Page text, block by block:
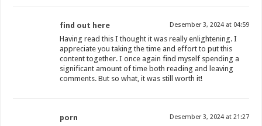
find out here Desember 3, 2024 at 04:59
Having read this I thought it was really enlightening. I
appreciate you taking the time and effort to put this
content together. I once again find myself spending a
significant amount of time both reading and leaving
comments. But so what, it was still worth it!
porn Desember 3, 2024 at 21:27